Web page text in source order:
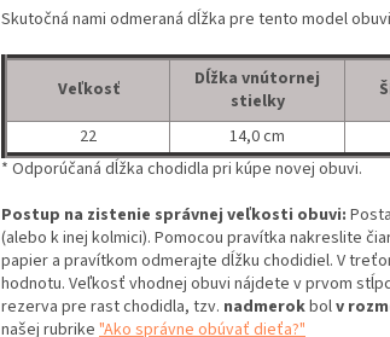
Skutočná nami odmeraná dĺžka pre tento model
Veľkosť
Dĺžka vnútornej
stielky
22
14,0 cm
* Odporúčaná dĺžka chodidla pri kúpe novej obuvi.
Postup na zistenie správnej veľkosti obuvi:
(alebo k inej kolmici). Pomocou pravítka nakreslite
papier a pravítkom odmerajte dĺžku chodidiel. V
hodnotu. Veľkosť vhodnej obuvi nájdete v prvom
rezerva pre rast chodidla, tzv. nadmerokbolv
našej rubrike "Ako správne obúvať dieťa?"